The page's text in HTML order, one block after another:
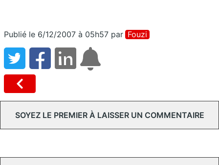
Publié le 6/12/2007 à 05h57 par Fouzi
SOYEZ LE PREMIER À LAISSER UN COMMENTAIRE